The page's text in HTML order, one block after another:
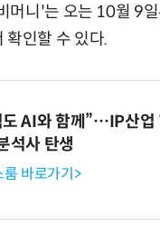
머니'는 오는 10월 9
확인할 수 있다.
도 AI와 함께”…IP산
석사 탄생
룸 바로가기>